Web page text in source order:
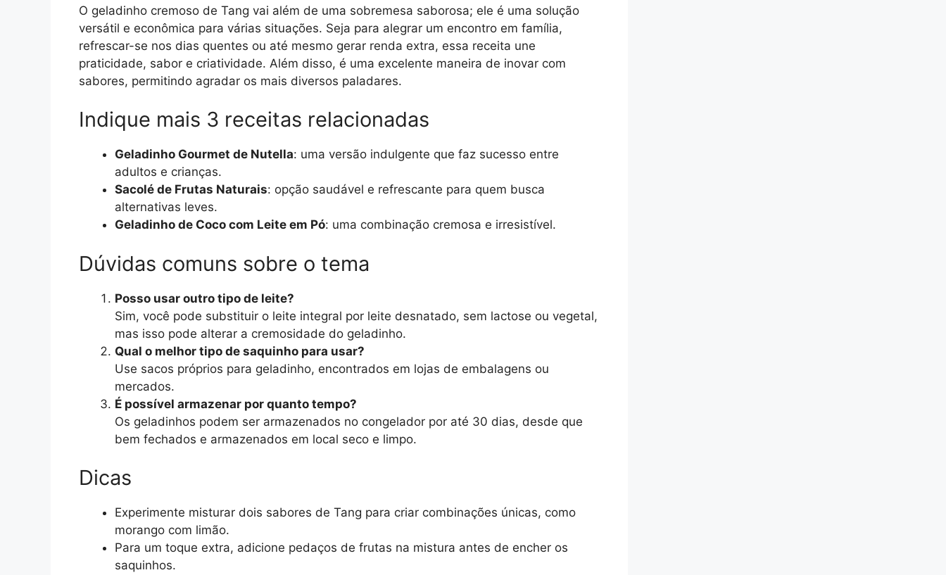
O geladinho cremoso de Tang vai além de uma sobremesa saborosa; ele é uma solução
versátil e econômica para várias situações. Seja para alegrar um encontro em família,
refrescar-se nos dias quentes ou até mesmo gerar renda extra, essa receita une
praticidade, sabor e criatividade. Além disso, é uma excelente maneira de inovar com
sabores, permitindo agradar os mais diversos paladares.
Indique mais 3 receitas relacionadas
Geladinho Gourmet de Nutella: uma versão indulgente que faz sucesso entre
adultos e crianças.
Sacolé de Frutas Naturais: opção saudável e refrescante para quem busca
alternativas leves.
Geladinho de Coco com Leite em Pó: uma combinação cremosa e irresistível.
Dúvidas comuns sobre o tema
Posso usar outro tipo de leite?
Sim, você pode substituir o leite integral por leite desnatado, sem lactose ou vegetal,
mas isso pode alterar a cremosidade do geladinho.
Qual o melhor tipo de saquinho para usar?
Use sacos próprios para geladinho, encontrados em lojas de embalagens ou
mercados.
É possível armazenar por quanto tempo?
Os geladinhos podem ser armazenados no congelador por até 30 dias, desde que
bem fechados e armazenados em local seco e limpo.
Dicas
Experimente misturar dois sabores de Tang para criar combinações únicas, como
morango com limão.
Para um toque extra, adicione pedaços de frutas na mistura antes de encher os
saquinhos.